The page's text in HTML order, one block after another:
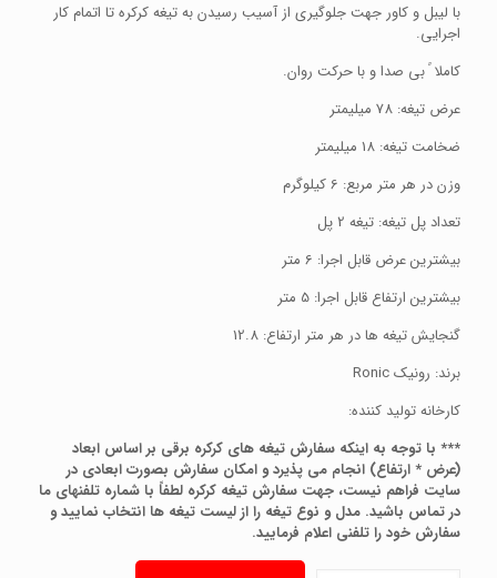
با لیبل و کاور جهت جلوگیری از آسیب رسیدن به تیغه کرکره تا اتمام کار
اجرایی.
کاملا ً بی صدا و با حرکت روان.
عرض تیغه: 78 میلیمتر
ضخامت تیغه: 18 میلیمتر
وزن در هر متر مربع: 6 کیلوگرم
تعداد پل تیغه: تیغه 2 پل
بیشترین عرض قابل اجرا: 6 متر
بیشترین ارتفاع قابل اجرا: 5 متر
گنجایش تیغه ها در هر متر ارتفاع: 12.8
برند: رونیک Ronic
کارخانه تولید کننده:
*** با توجه به اینکه سفارش تیغه های کرکره برقی بر اساس ابعاد
(عرض * ارتفاع) انجام می پذیرد و امکان سفارش بصورت ابعادی در
سایت فراهم نیست، جهت سفارش تیغه کرکره لطفاً با شماره تلفنهای ما
در تماس باشید. مدل و نوع تیغه را از لیست تیغه ها انتخاب نمایید و
سفارش خود را تلفنی اعلام فرمایید.